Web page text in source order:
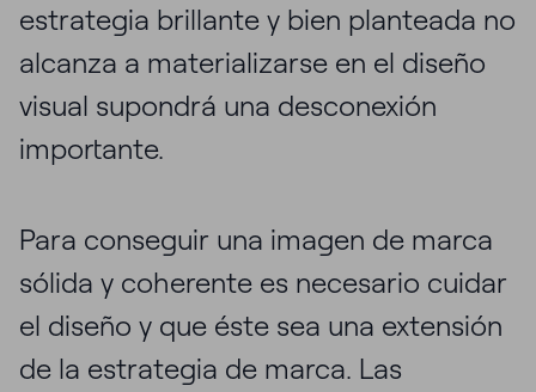
estrategia brillante y bien planteada no
alcanza a materializarse en el diseño
visual supondrá una desconexión
importante.
Para conseguir una imagen de marca
sólida y coherente es necesario cuidar
el diseño y que éste sea una extensión
de la estrategia de marca. Las